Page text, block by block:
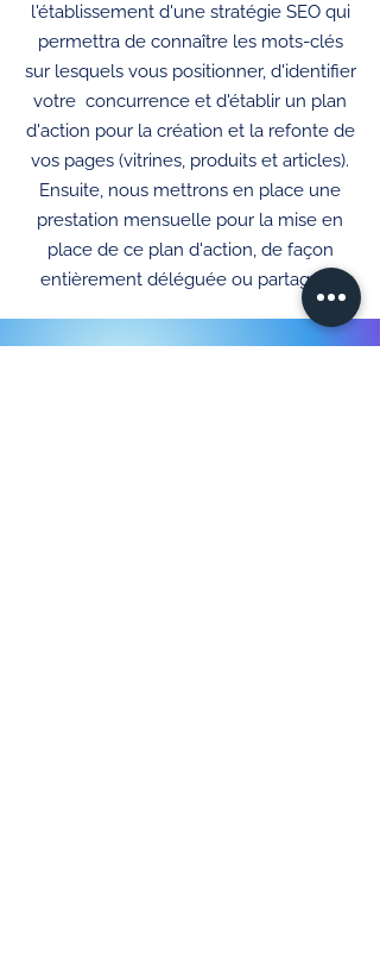
l'établissement d'une stratégie SEO qui
permettra de connaître les mots-clés
sur lesquels vous positionner, d'identifier
votre concurrence et d'établir un plan
d'action pour la création et la refonte de
vos pages (vitrines, produits et articles).
Ensuite, nous mettrons en place une
prestation mensuelle pour la mise en
place de ce plan d'action, de façon
entièrement déléguée ou partagée !